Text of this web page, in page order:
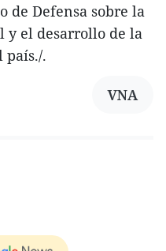
de Defensa sobre la
y el desarrollo de la
país./.
VNA